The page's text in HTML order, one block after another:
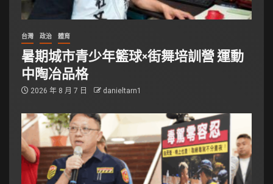
台灣 政治 體育
暑期城市青少年籃球×街舞培訓營 運動
中陶冶品格
2026 年 8 月 7 日 danieltarn1